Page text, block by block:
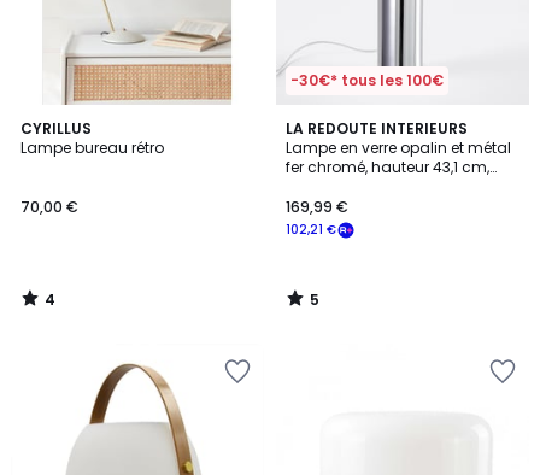
CYRILLUS
Lampe bureau rétro
70,00 €
4
/
4
/
-30€* tous les 100€
LA REDOUTE INTERIEURS
Lampe en verre opalin et métal
fer chromé, hauteur 43,1 cm,
102,21 €
169,99 €
5
/
5
5
/